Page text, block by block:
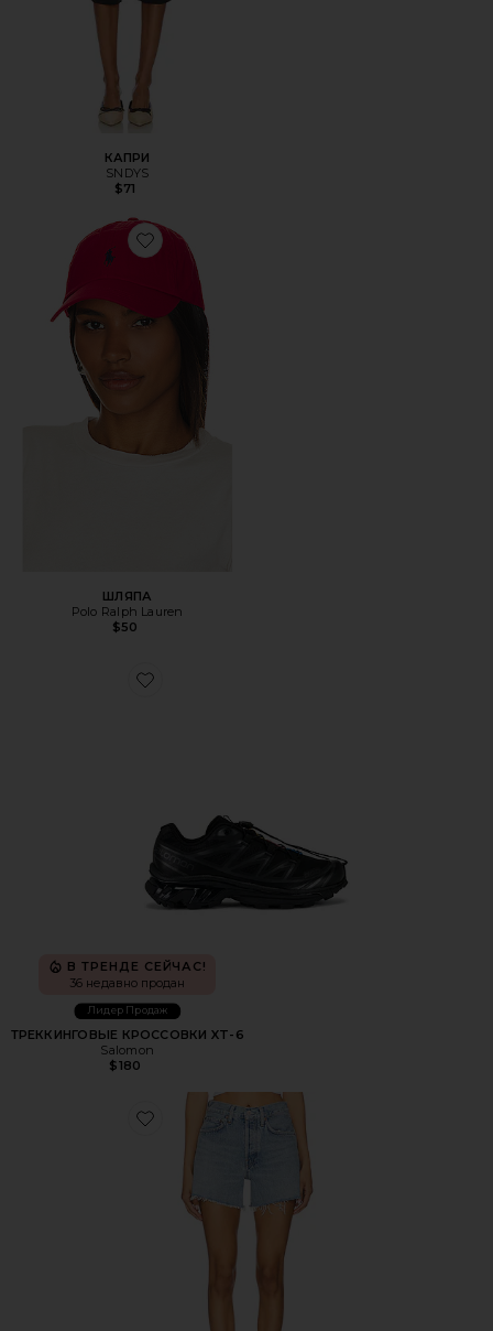
КАПРИ
SNDYS
$71
Favorite ШЛЯПА
ШЛЯПА
Polo Ralph Lauren
$50
Favorite ТРЕККИНГОВЫЕ КРОССОВКИ XT-6
В ТРЕНДЕ СЕЙЧАС!
36 недавно продан
Лидер Продаж
ТРЕККИНГОВЫЕ КРОССОВКИ XT-6
Salomon
$180
Favorite ШОРТЫ PARKER